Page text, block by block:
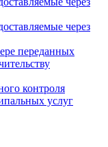
через
переданных
контроля
услуг